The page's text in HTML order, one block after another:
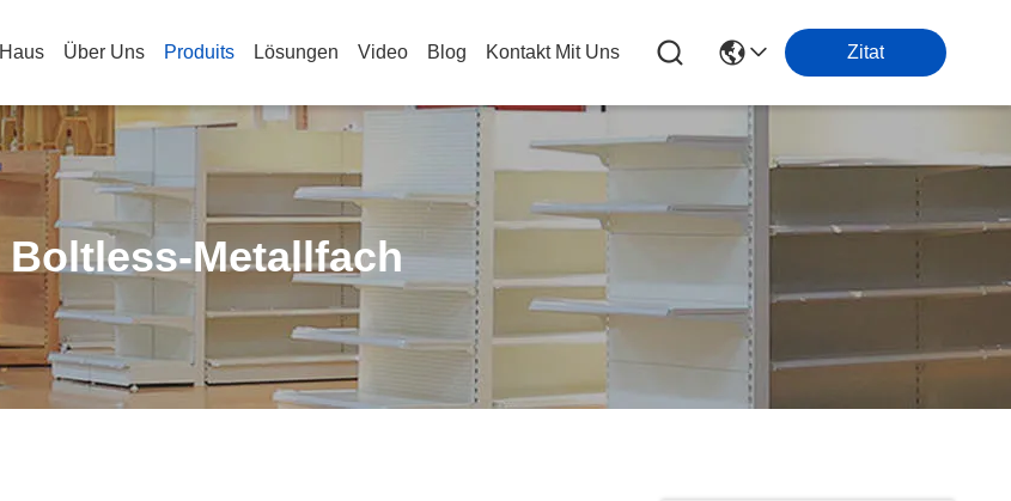
Haus Über Uns Produits Lösungen Video Blog Kontakt Mit Uns Zitat
Boltless-Metallfach